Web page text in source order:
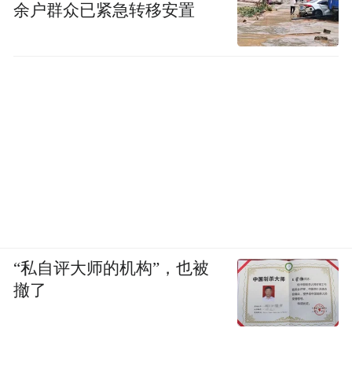
余户群众已紧急转移安置
“私自评大师的机构”，也被
撤了